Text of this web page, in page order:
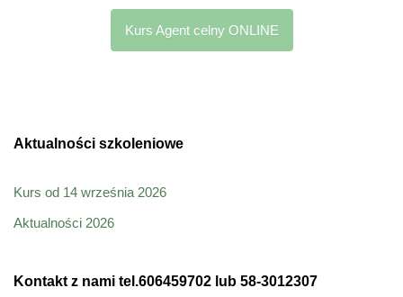
Kurs Agent celny ONLINE
Aktualności szkoleniowe
Kurs od 14 września 2026
Aktualności 2026
Kontakt z nami tel.606459702 lub 58-3012307